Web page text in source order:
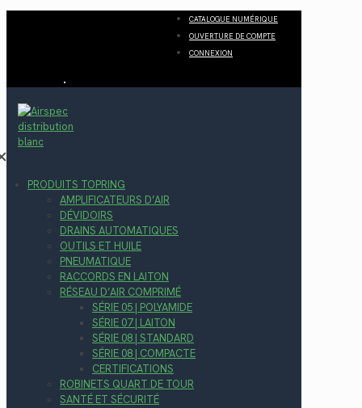
CATALOGUE NUMÉRIQUE
OUVERTURE DE COMPTE
CONNEXION
PRODUITS TOPRING
AMPLIFICATEURS D’AIR
DÉVIDOIRS
DRAINS AUTOMATIQUES
OUTILS ET HUILE
PNEUMATIQUE
RACCORDS EN LAITON
RÉSEAU D’AIR COMPRIMÉ
SÉRIE 05 | POLYAMIDE
SÉRIE 07 | LAITON
SÉRIE 08 | STANDARD
SÉRIE 08 | COMPACTE
CERTIFICATIONS
ROBINETS QUART DE TOUR
SANTÉ ET SÉCURITÉ